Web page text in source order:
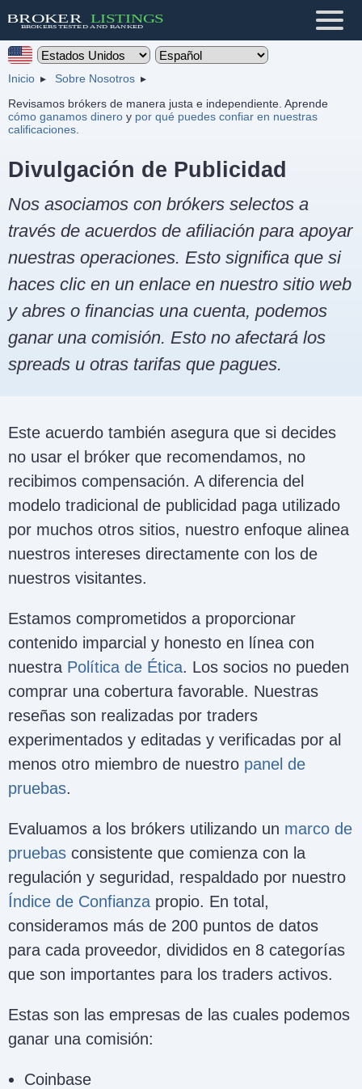
Inicio
Sobre Nosotros
Revisamos brókers de manera justa e independiente. Aprende
cómo ganamos dinero y por qué puedes confiar en nuestras
calificaciones
Divulgación de Publicidad
Nos asociamos con brókers selectos a
través de acuerdos de afiliación para apoyar
nuestras operaciones. Esto significa que si
haces clic en un enlace en nuestro sitio web
y abres o financias una cuenta, podemos
ganar una comisión. Esto no afectará los
spreads u otras tarifas que pagues.
Este acuerdo también asegura que si decides
no usar el bróker que recomendamos, no
recibimos compensación. A diferencia del
modelo tradicional de publicidad paga utilizado
por muchos otros sitios, nuestro enfoque alinea
nuestros intereses directamente con los de
nuestros visitantes.
Estamos comprometidos a proporcionar
contenido imparcial y honesto en línea con
nuestra Política de Ética. Los socios no pueden
comprar una cobertura favorable. Nuestras
reseñas son realizadas por traders
experimentados y editadas y verificadas por al
menos otro miembro de nuestro panel de
pruebas.
Evaluamos a los brókers utilizando un marco de
pruebas consistente que comienza con la
regulación y seguridad, respaldado por nuestro
Índice de Confianza propio. En total,
consideramos más de 200 puntos de datos
para cada proveedor, divididos en 8 categorías
que son importantes para los traders activos.
Estas son las empresas de las cuales podemos
ganar una comisión:
Coinbase